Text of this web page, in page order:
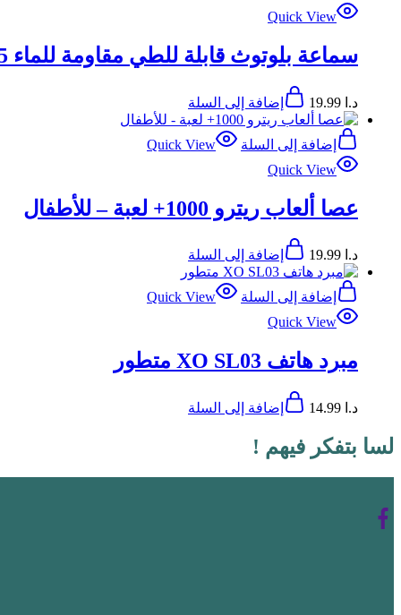
Quick View
سماعة بلوتوث قابلة للطي مقاومة للماء IPX5- هيدفون بلوتوث XO BE39
د.ا إضافة إلى السلة
إضافة إلى السلة
Quick View
Quick View
عصا ألعاب ريترو 1000+ لعبة – للأطفال
د.ا إضافة إلى السلة
إضافة إلى السلة
Quick View
Quick View
مبرد هاتف XO SL03 متطور
د.ا إضافة إلى السلة
لسا بتفكر فيهم !